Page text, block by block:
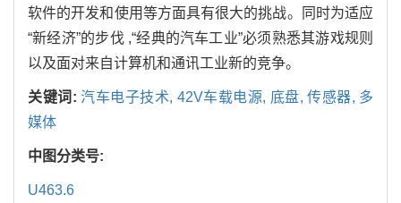
软件的开发和使用等方面具有很大的挑战。同时为适应
“新经济”的步伐 ,“经典的汽车工业”必须熟悉其游戏规则
以及面对来自计算机和通讯工业新的竞争。
关键词: 汽车电子技术, 42V车载电源, 底盘, 传感器, 多
媒体
中图分类号:
U463.6